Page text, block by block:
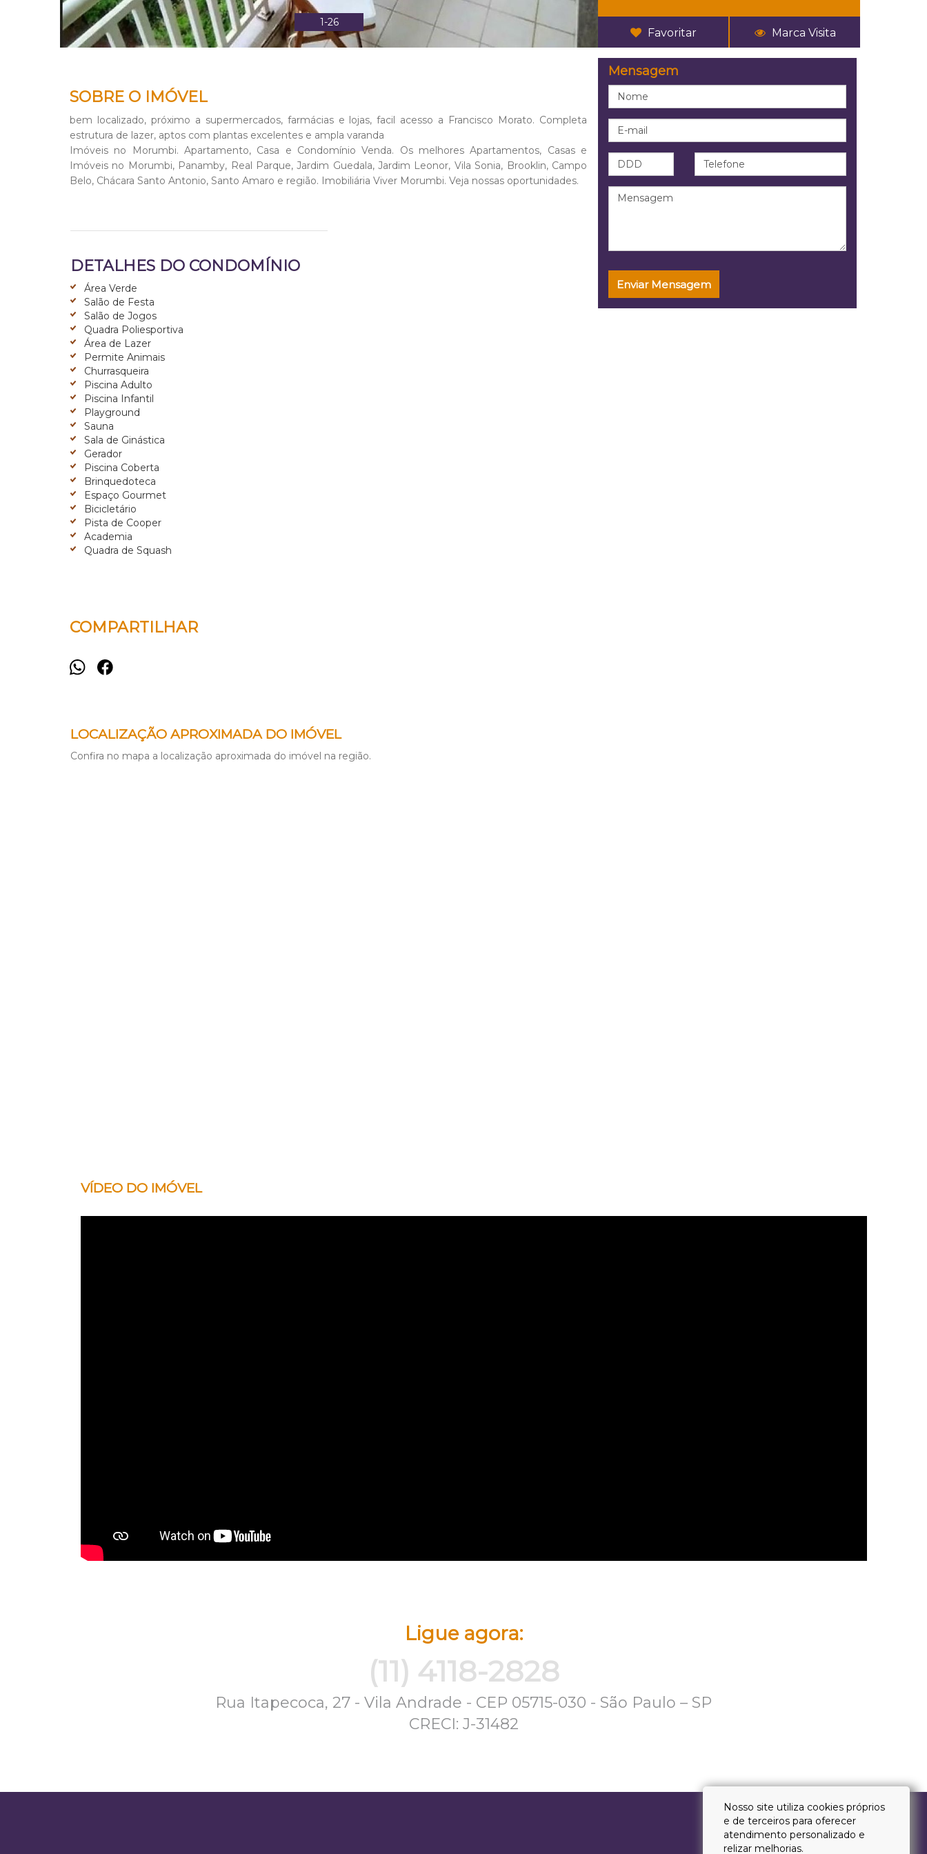
1-26
Favoritar Marca Visita
SOBRE O IMÓVEL
bem localizado, próximo a supermercados, farmácias e lojas, facil acesso a Francisco Morato. Completa
estrutura de lazer, aptos com plantas excelentes e ampla varanda
Imóveis no Morumbi. Apartamento, Casa e Condomínio Venda. Os melhores Apartamentos, Casas e
Imóveis no Morumbi, Panamby, Real Parque, Jardim Guedala, Jardim Leonor, Vila Sonia, Brooklin, Campo
Belo, Chácara Santo Antonio, Santo Amaro e região. Imobiliária Viver Morumbi. Veja nossas oportunidades.
DETALHES DO CONDOMÍNIO
Área Verde
Salão de Festa
Salão de Jogos
Quadra Poliesportiva
Área de Lazer
Permite Animais
Churrasqueira
Piscina Adulto
Piscina Infantil
Playground
Sauna
Sala de Ginástica
Gerador
Piscina Coberta
Brinquedoteca
Espaço Gourmet
Bicicletário
Pista de Cooper
Academia
Quadra de Squash
COMPARTILHAR
LOCALIZAÇÃO APROXIMADA DO IMÓVEL
Confira no mapa a localização aproximada do imóvel na região.
VÍDEO DO IMÓVEL
Mensagem
Ligue agora:
(11) 4118-2828
Rua Itapecoca, 27 - Vila Andrade - CEP 05715-030 - São Paulo – SP
CRECI: J-31482
Nosso site utiliza cookies próprios
e de terceiros para oferecer
atendimento personalizado e
relizar melhorias.